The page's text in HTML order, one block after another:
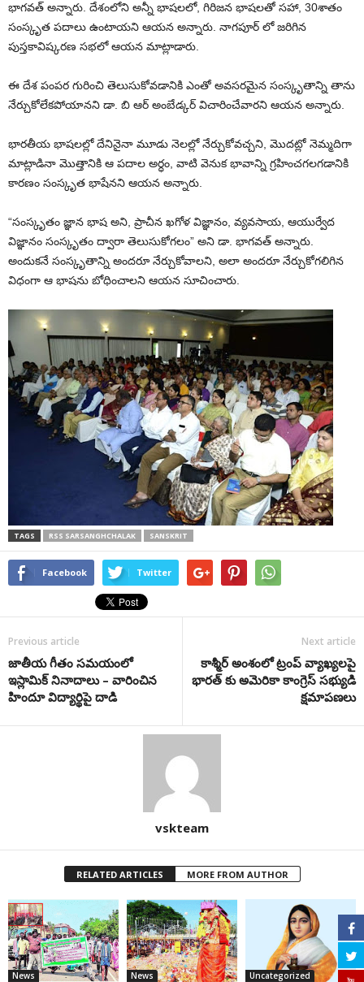
భాగవత్ అన్నారు. దేశంలోని అన్నీ భాషలలో, గిరిజన భాషలతో సహా, 30శాతం
సంస్కృత పదాలు ఉంటాయని ఆయన అన్నారు. నాగపూర్ లో జరిగిన
పుస్తకావిష్కరణ సభలో ఆయన మాట్లాడారు.
ఈ దేశ పంపర గురించి తెలుసుకోవడానికి ఎంతో అవసరమైన సంస్కృతాన్ని తాను
నేర్చుకోలేకపోయానని డా. బి ఆర్ అంబేడ్కర్ విచారించేవారని ఆయన అన్నారు.
భారతీయ భాషలల్లో దేనినైనా మూడు నెలల్లో నేర్చుకోవచ్చని, మొదట్లో నెమ్మదిగా
మాట్లాడినా మొత్తానికి ఆ పదాల అర్ధం, వాటి వెనుక భావాన్ని గ్రహించగలగడానికి
కారణం సంస్కృత భాషేనని ఆయన అన్నారు.
“సంస్కృతం జ్ఞాన భాష అని, ప్రాచీన ఖగోళ విజ్ఞానం, వ్యవసాయ, ఆయుర్వేద
విజ్ఞానం సంస్కృతం ద్వారా తెలుసుకోగలం” అని డా. భాగవత్ అన్నారు.
అందుకనే సంస్కృతాన్ని అందరూ నేర్చుకోవాలని, అలా అందరూ నేర్చుకోగలిగిన
విధంగా ఆ భాషను బోధించాలని ఆయన సూచించారు.
TAGS RSS SARSANGHCHALAK SANSKRIT
Facebook Twitter
Previous article
జాతీయ గీతం సమయంలో
ఇస్లామిక్ నినాదాలు – వారించిన
హిందూ విద్యార్థిపై దాడి
Next article
కాశ్మీర్ అంశంలో ట్రంప్ వ్యాఖ్యలపై
భారత్ కు అమెరికా కాంగ్రెస్ సభ్యుడి
క్షమాపణలు
vskteam
RELATED ARTICLES MORE FROM AUTHOR
News News Uncategorized